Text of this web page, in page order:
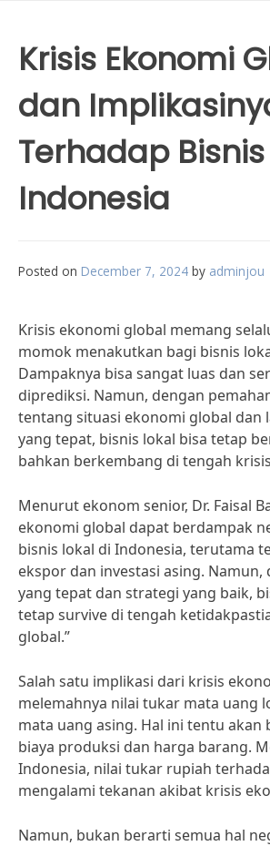
Krisis Ekonomi
dan
Terhadap
Indonesia
Posted on December 7, 2024 by adminjou
Krisis ekonomi global memang
momok menakutkan bagi bisnis
Dampaknya bisa sangat luas dan
diprediksi. Namun, dengan
tentang situasi ekonomi global dan
yang tepat, bisnis lokal bisa tetap
bahkan berkembang di tengah
Menurut ekonom senior, Dr. Faisal
ekonomi global dapat berdampak
bisnis lokal di Indonesia, terutama
ekspor dan investasi asing. Namun,
yang tepat dan strategi yang baik,
tetap survive di tengah
global.”
Salah satu implikasi dari krisis
melemahnya nilai tukar mata uang
mata uang asing. Hal ini tentu akan
biaya produksi dan harga barang.
Indonesia, nilai tukar rupiah
mengalami tekanan akibat krisis
Namun, bukan berarti semua hal